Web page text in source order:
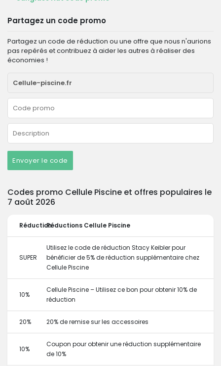
Partagez un code promo
Partagez un code de réduction ou une offre que nous n'aurions
pas repérés et contribuez à aider les autres à réaliser des
économies !
Envoyer le code
Codes promo Cellule Piscine et offres populaires le
7 août 2026
RéductionRéductions Cellule Piscine
SUPER
Utilisez le code de réduction Stacy Keibler pour
bénéficier de 5% de réduction supplémentaire chez
Cellule Piscine
10%
Cellule Piscine – Utilisez ce bon pour obtenir 10% de
réduction
20% 20% de remise sur les accessoires
10%
Coupon pour obtenir une réduction supplémentaire
de 10%